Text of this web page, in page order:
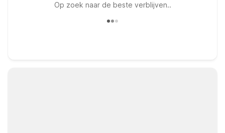
Op zoek naar de beste verblijven..